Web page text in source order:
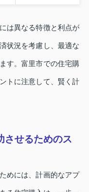
は異なる特徴と利点が
状況を考慮し、最適な
す。富里市での住宅購
トに注意して、賢く計
させるためのス
めには、計画的なアプ